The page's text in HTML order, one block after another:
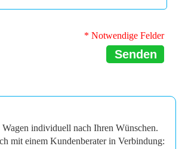
* Notwendige Felder
Senden
individuell nach Ihren Wünschen.
mit einem Kundenberater in Verbindung: